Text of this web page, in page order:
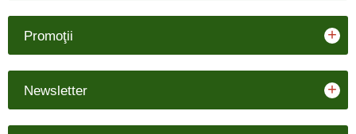
Promoţii +
Newsletter +